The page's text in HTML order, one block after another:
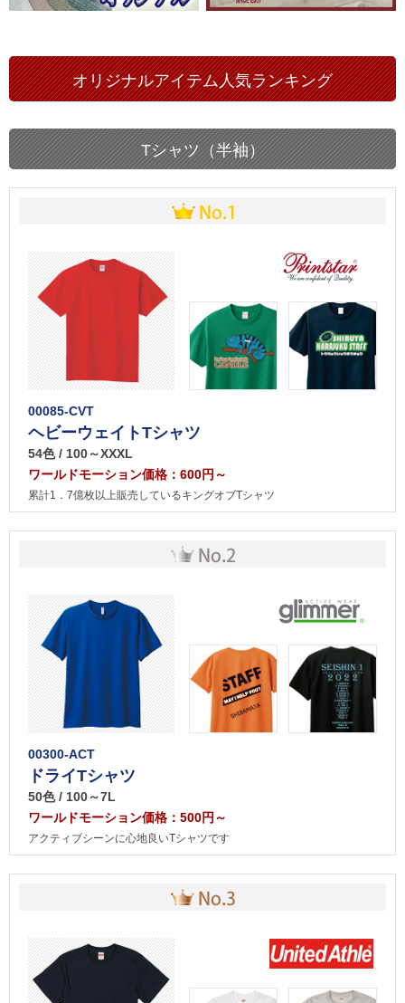
オリジナルアイテム人気ランキング
Tシャツ（半袖）
00085-CVT
ヘビーウェイトTシャツ
54色 / 100～XXXL
ワールドモーション価格：600円～
累計1．7億枚以上販売しているキングオブTシャツ
00300-ACT
ドライTシャツ
50色 / 100～7L
ワールドモーション価格：500円～
アクティブシーンに心地良いTシャツです